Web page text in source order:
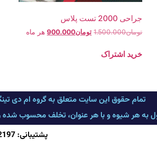
جراحی 2000 تست پلاس
تومان1.500.000 تومان900.000 هر ماه
خرید اشتراک
تمام حقوق این سایت متعلق به گروه ام دی
به هر شیوه و با هر عنوان، تخلف محسوب شده
پشتیبانی: 09382722197